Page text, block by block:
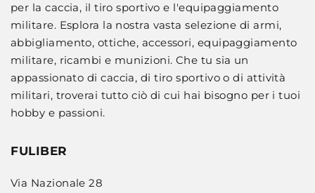
per la caccia, il tiro sportivo e l'equipaggiamento
militare. Esplora la nostra vasta selezione di armi,
abbigliamento, ottiche, accessori, equipaggiamento
militare, ricambi e munizioni. Che tu sia un
appassionato di caccia, di tiro sportivo o di attività
militari, troverai tutto ciò di cui hai bisogno per i tuoi
hobby e passioni.
FULIBER
Via Nazionale 28